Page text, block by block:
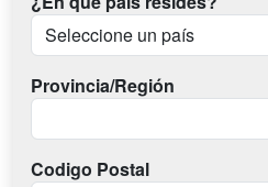
Provincia/Región
Codigo Postal